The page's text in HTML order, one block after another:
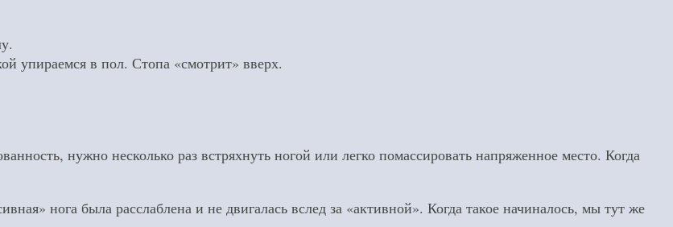
упираемся в пол. Стопа «смотрит» вверх.
нужно несколько раз встряхнуть ногой или легко помассировать напряженное место. Когда
нога была расслаблена и не двигалась вслед за «активной». Когда такое начиналось, мы тут же